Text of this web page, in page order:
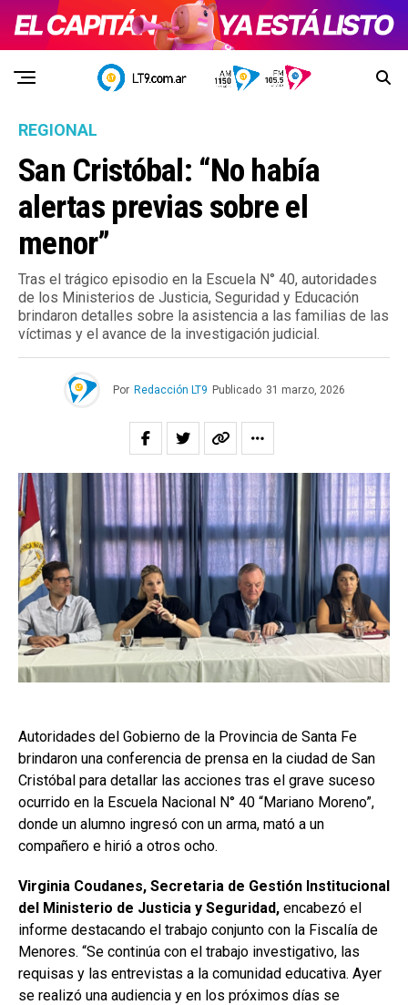
REGIONAL
San Cristóbal: “No había
alertas previas sobre el
menor”
Tras el trágico episodio en la Escuela N° 40, autoridades
de los Ministerios de Justicia, Seguridad y Educación
brindaron detalles sobre la asistencia a las familias de las
víctimas y el avance de la investigación judicial.
Por Redacción LT9 Publicado 31 marzo, 2026
Autoridades del Gobierno de la Provincia de Santa Fe
brindaron una conferencia de prensa en la ciudad de San
Cristóbal para detallar las acciones tras el grave suceso
ocurrido en la Escuela Nacional N° 40 “Mariano Moreno”,
donde un alumno ingresó con un arma, mató a un
compañero e hirió a otros ocho.
Virginia Coudanes, Secretaria de Gestión Institucional
del Ministerio de Justicia y Seguridad, encabezó el
informe destacando el trabajo conjunto con la Fiscalía de
Menores. “Se continúa con el trabajo investigativo, las
requisas y las entrevistas a la comunidad educativa. Ayer
se realizó una audiencia y en los próximos días se